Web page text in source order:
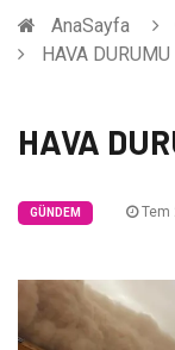
AnaSayfa
HAVA
HAVA
GÜNDEM Tem